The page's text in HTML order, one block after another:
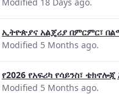
ኢትዮጵያና አልጄሪያ በምርምር፣
Modified 5 Months ago.
የ2026 የአፍሪካ የሳይንስ፣
Modified 5 Months ago.